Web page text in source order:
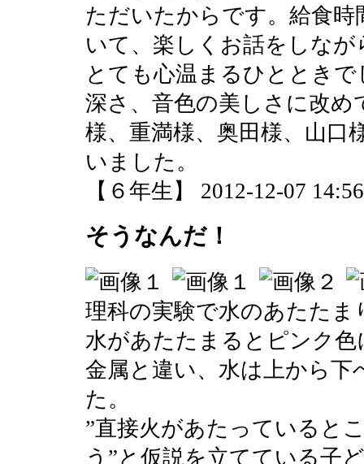
ただいたからです。給食
いて、楽しくお話をしな
とても心温まるひととき
深さ、音色の美しさに改
様、重満様、奥田様、山口
いました。
【６年生】 2012-12-07
そうなんだ！
理科の実験で水のあたたま
水があたたまるとピンク
金属と違い、水は上から
た。
”直接火があたっていると
う”と仮説を立てている子